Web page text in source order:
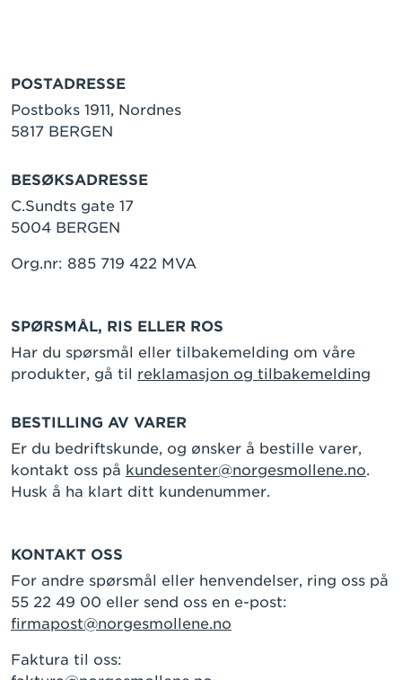
POSTADRESSE
Postboks 1911, Nordnes
5817 BERGEN
BESØKSADRESSE
C.Sundts gate 17
5004 BERGEN
Org.nr: 885 719 422 MVA
SPØRSMÅL, RIS ELLER ROS
Har du spørsmål eller tilbakemelding om våre
produkter, gå til reklamasjon og tilbakemelding
BESTILLING AV VARER
Er du bedriftskunde, og ønsker å bestille varer,
kontakt oss på kundesenter@norgesmollene.no.
Husk å ha klart ditt kundenummer.
KONTAKT OSS
For andre spørsmål eller henvendelser, ring oss på
55 22 49 00 eller send oss en e-post:
firmapost@norgesmollene.no
Faktura til oss: